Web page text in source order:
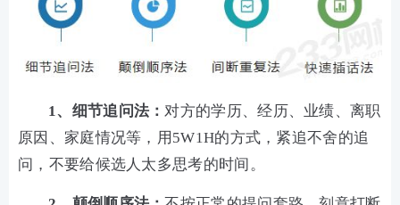
1、细节追问法： 对方的学历、经历、业绩、离职
原因、家庭情况等，用5W1H的方式，紧追不舍的追
问，不要给候选人太多思考的时间。